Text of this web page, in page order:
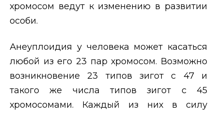
хромосом ведут к изменению в развитии
особи.
Анеуплоидия у человека может касаться
любой из его 23 пар хромосом. Возможно
возникновение 23 типов зигот с 47 и
такого же числа типов зигот с 45
хромосомами. Каждый из них в силу